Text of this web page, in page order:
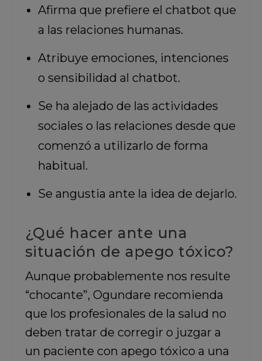
Afirma que prefiere el chatbot que
a las relaciones humanas.
Atribuye emociones, intenciones
o sensibilidad al chatbot.
Se ha alejado de las actividades
sociales o las relaciones desde que
comenzó a utilizarlo de forma
habitual.
Se angustia ante la idea de dejarlo.
¿Qué hacer ante una
situación de apego tóxico?
Aunque probablemente nos resulte
“chocante”, Ogundare recomienda
que los profesionales de la salud no
deben tratar de corregir o juzgar a
un paciente con apego tóxico a una